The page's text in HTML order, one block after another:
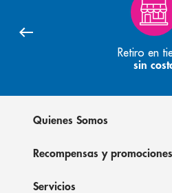
Retiro en
sin
Quienes Somos
Recompensas y promociones
Servicios